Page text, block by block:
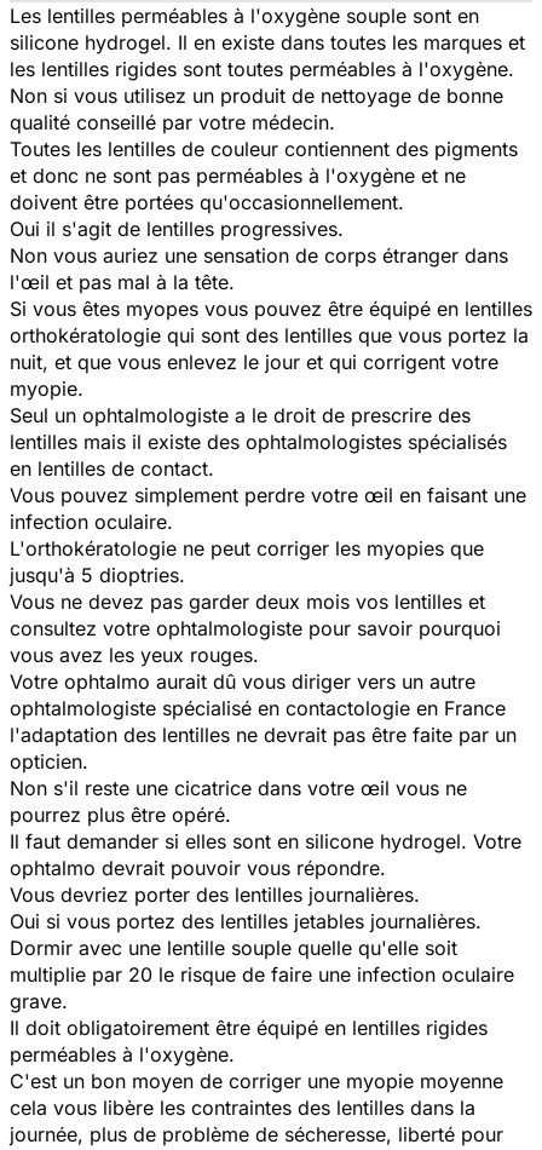
Les lentilles perméables à l'oxygène souple sont en
silicone hydrogel. Il en existe dans toutes les marques et
les lentilles rigides sont toutes perméables à l'oxygène.
Non si vous utilisez un produit de nettoyage de bonne
qualité conseillé par votre médecin.
Toutes les lentilles de couleur contiennent des pigments
et donc ne sont pas perméables à l'oxygène et ne
doivent être portées qu'occasionnellement.
Oui il s'agit de lentilles progressives.
Non vous auriez une sensation de corps étranger dans
l'œil et pas mal à la tête.
Si vous êtes myopes vous pouvez être équipé en lentilles
orthokératologie qui sont des lentilles que vous portez la
nuit, et que vous enlevez le jour et qui corrigent votre
myopie.
Seul un ophtalmologiste a le droit de prescrire des
lentilles mais il existe des ophtalmologistes spécialisés
en lentilles de contact.
Vous pouvez simplement perdre votre œil en faisant une
infection oculaire.
L'orthokératologie ne peut corriger les myopies que
jusqu'à 5 dioptries.
Vous ne devez pas garder deux mois vos lentilles et
consultez votre ophtalmologiste pour savoir pourquoi
vous avez les yeux rouges.
Votre ophtalmo aurait dû vous diriger vers un autre
ophtalmologiste spécialisé en contactologie en France
l'adaptation des lentilles ne devrait pas être faite par un
opticien.
Non s'il reste une cicatrice dans votre œil vous ne
pourrez plus être opéré.
Il faut demander si elles sont en silicone hydrogel. Votre
ophtalmo devrait pouvoir vous répondre.
Vous devriez porter des lentilles journalières.
Oui si vous portez des lentilles jetables journalières.
Dormir avec une lentille souple quelle qu'elle soit
multiplie par 20 le risque de faire une infection oculaire
grave.
Il doit obligatoirement être équipé en lentilles rigides
perméables à l'oxygène.
C'est un bon moyen de corriger une myopie moyenne
cela vous libère les contraintes des lentilles dans la
journée, plus de problème de sécheresse, liberté pour